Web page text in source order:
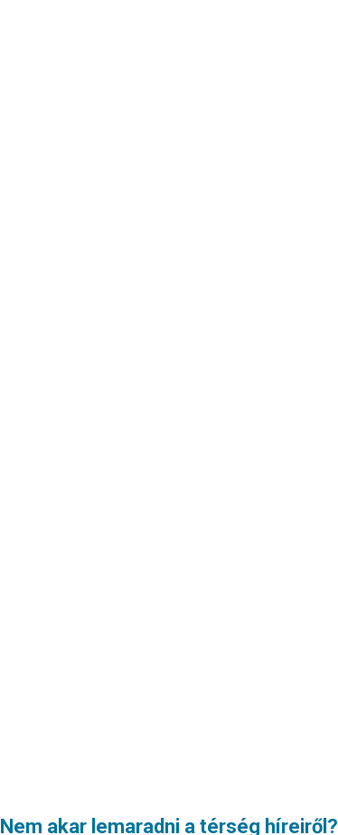
Nem akar lemaradni a térség híreiről?